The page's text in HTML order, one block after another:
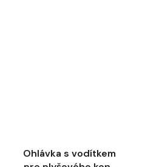
Ohlávka s vodítkem